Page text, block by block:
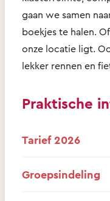
gaan we samen
boekjes te halen.
onze locatie ligt.
lekker rennen en
Praktische
Tarief 2026
Groepsindeling